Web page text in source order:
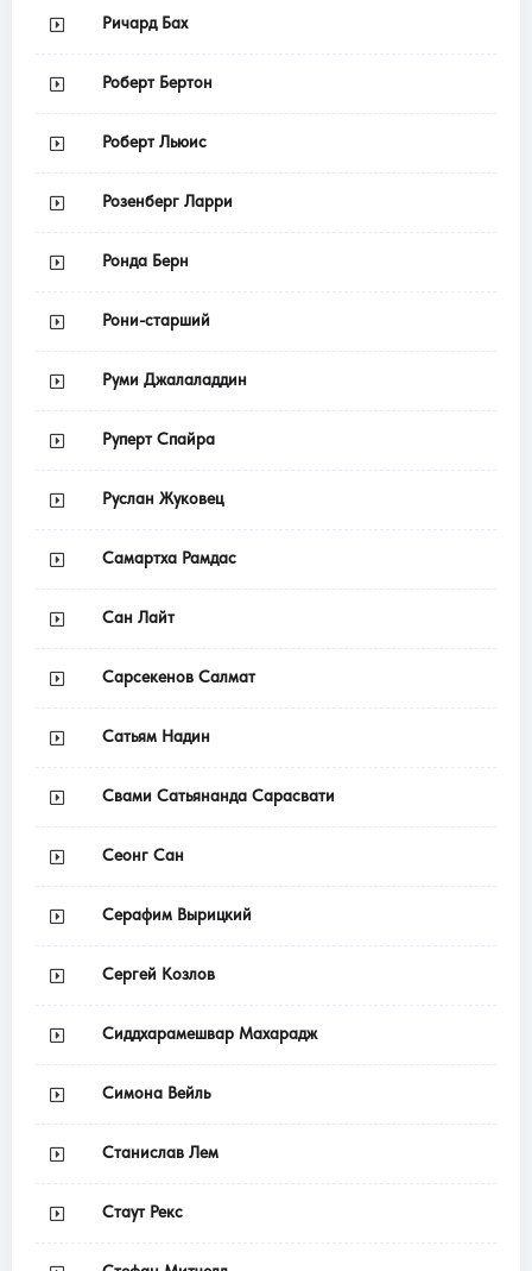
Ричард Бах
Роберт Бертон
Роберт Льюис
Розенберг Ларри
Ронда Берн
Рони-старший
Руми Джалаладдин
Руперт Спайра
Руслан Жуковец
Самартха Рамдас
Сан Лайт
Сарсекенов Салмат
Сатьям Надин
Свами Сатьянанда Сарасвати
Сеонг Сан
Серафим Вырицкий
Сергей Козлов
Сиддхарамешвар Махарадж
Симона Вейль
Станислав Лем
Стаут Рекс